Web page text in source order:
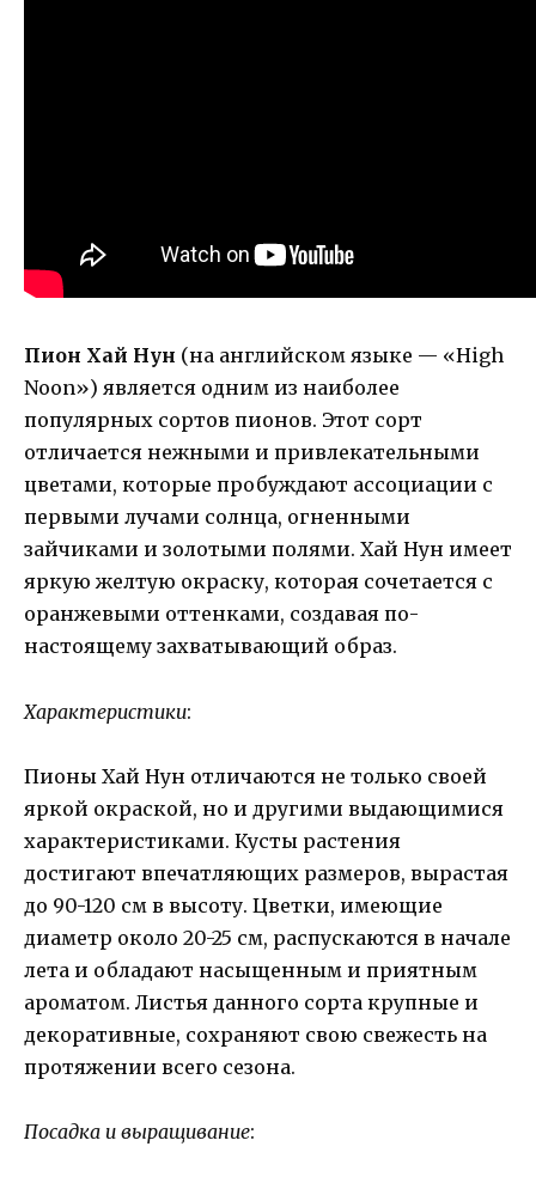
Пион Хай Нун (на английском языке — «High
Noon») является одним из наиболее
популярных сортов пионов. Этот сорт
отличается нежными и привлекательными
цветами, которые пробуждают ассоциации с
первыми лучами солнца, огненными
зайчиками и золотыми полями. Хай Нун имеет
яркую желтую окраску, которая сочетается с
оранжевыми оттенками, создавая по-
настоящему захватывающий образ.
Характеристики:
Пионы Хай Нун отличаются не только своей
яркой окраской, но и другими выдающимися
характеристиками. Кусты растения
достигают впечатляющих размеров, вырастая
до 90-120 см в высоту. Цветки, имеющие
диаметр около 20-25 см, распускаются в начале
лета и обладают насыщенным и приятным
ароматом. Листья данного сорта крупные и
декоративные, сохраняют свою свежесть на
протяжении всего сезона.
Посадка и выращивание: